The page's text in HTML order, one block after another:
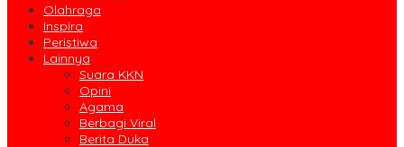
Olahraga
Inspira
Peristiwa
Lainnya
Suara KKN
Opini
Agama
Berbagi Viral
Berita Duka